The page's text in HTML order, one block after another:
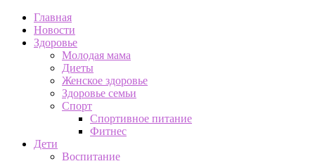
Главная
Новости
Здоровье
Молодая мама
Диеты
Женское здоровье
Здоровье семьи
Спорт
Спортивное питание
Фитнес
Дети
Воспитание